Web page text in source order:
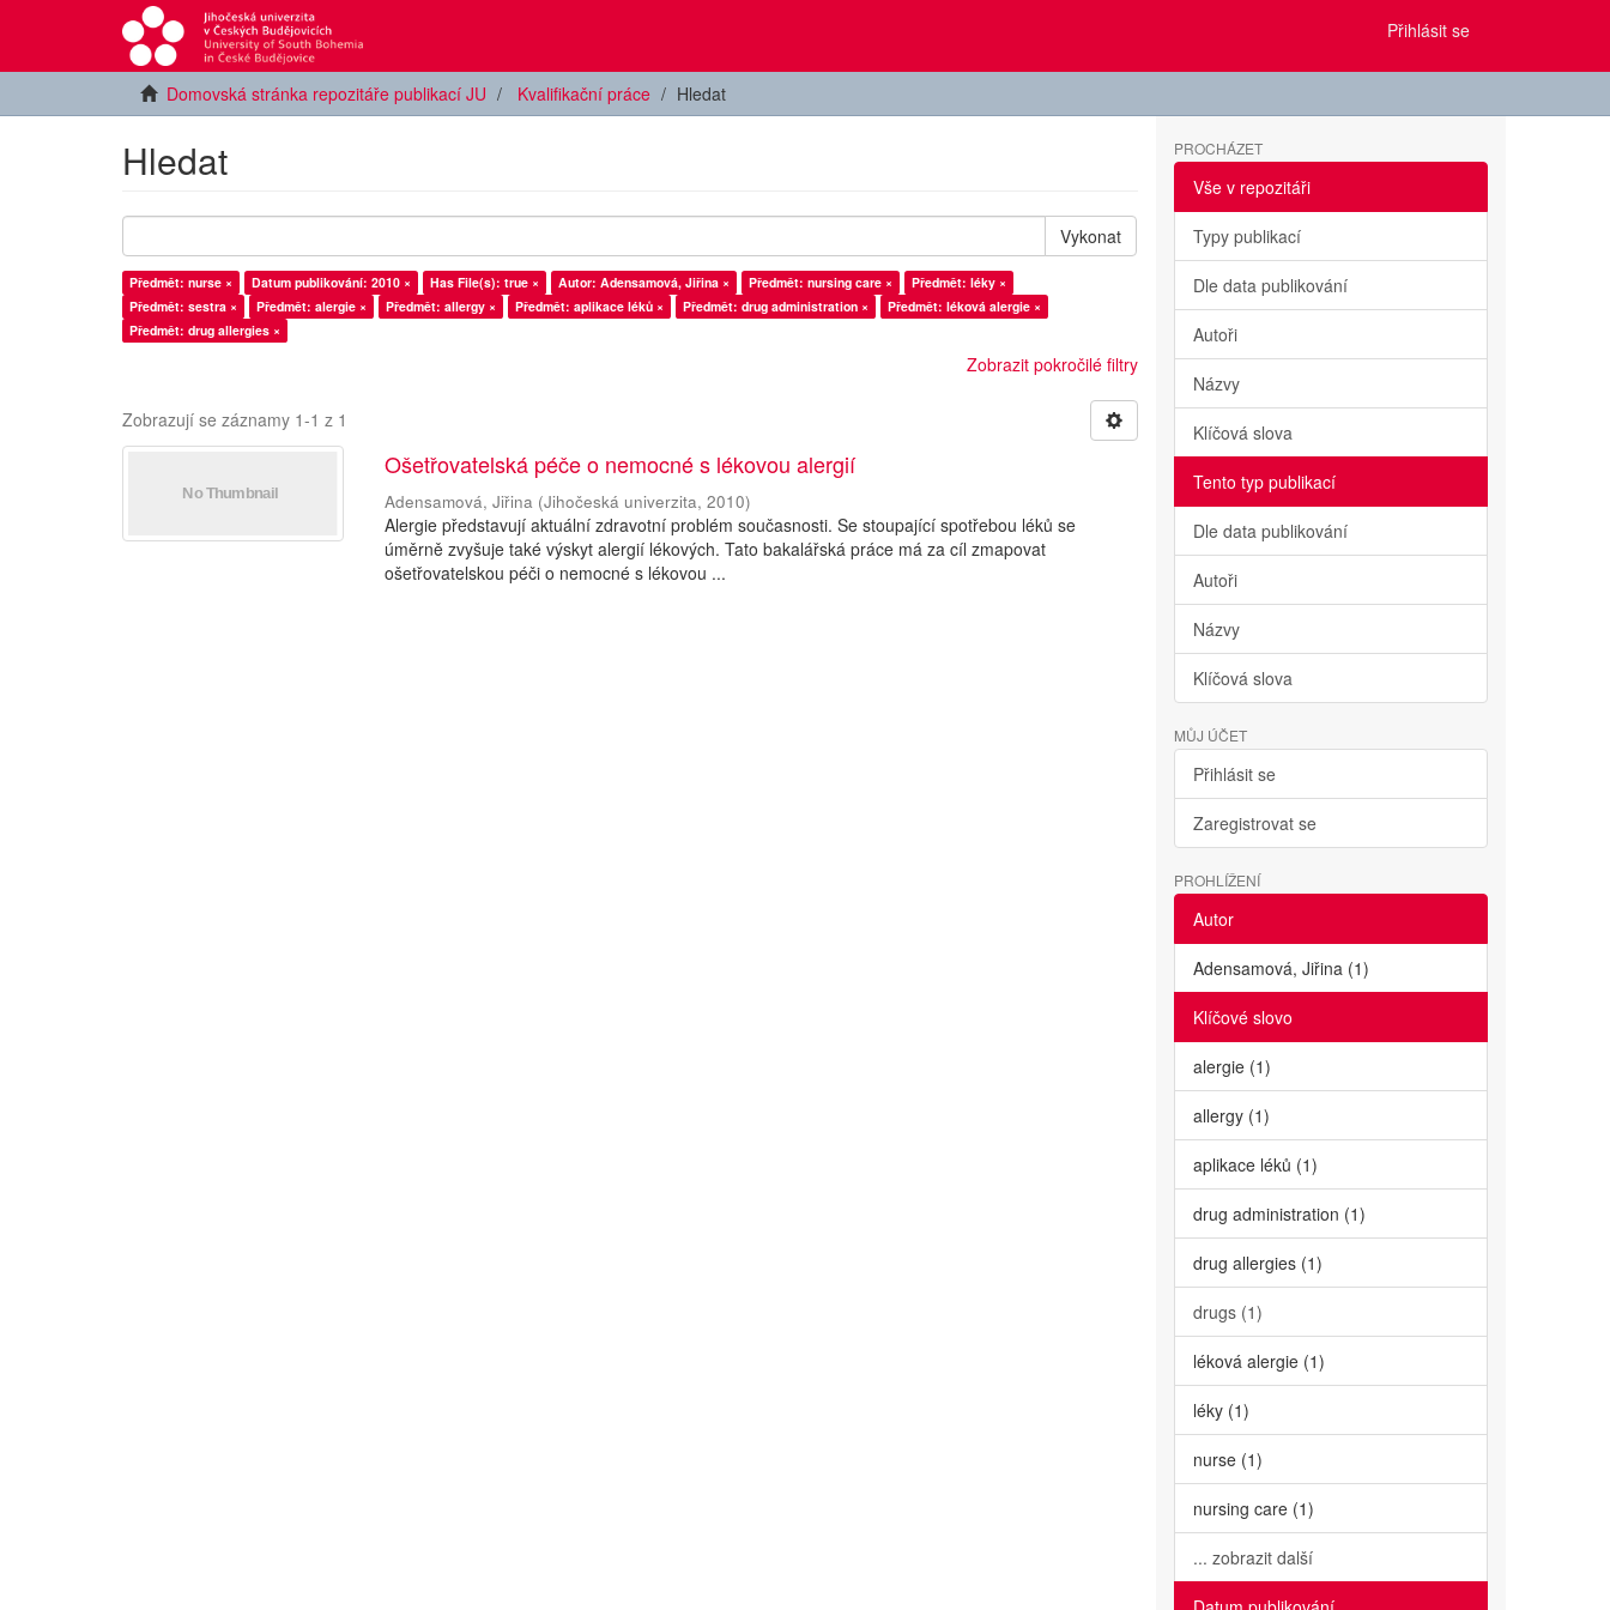
Přihlásit se
Domovská stránka repozitáře publikací JU Kvalifikační práce Hledat
Hledat
Vykonat
Předmět: nurse × Datum publikování: 2010 × Has File(s): true × Autor: Adensamová, Jiřina × Předmět: nursing care ×
Předmět: léky ×
Předmět: sestra ×
Předmět: alergie × Předmět: allergy × Předmět: aplikace léků × Předmět: drug administration ×
Předmět: léková alergie ×
Předmět: drug allergies ×
Zobrazit pokročilé filtry
Zobrazují se záznamy 1-1 z 1
Ošetřovatelská péče o nemocné s lékovou alergií
Adensamová, Jiřina (Jihočeská univerzita,2010)
Alergie představují aktuální zdravotní problém současnosti. Se stoupající spotřebou léků se
úměrně zvyšuje také výskyt alergií lékových. Tato bakalářská práce má za cíl zmapovat
ošetřovatelskou péči o nemocné s lékovou ...
PROCHÁZET
Vše v repozitáři
Typy publikací
Dle data publikování
Autoři
Názvy
Klíčová slova
Tento typ publikací
Dle data publikování
Autoři
Názvy
Klíčová slova
MŮJ ÚČET
Přihlásit se
Zaregistrovat se
PROHLÍŽENÍ
Autor
Adensamová, Jiřina (1)
Klíčové slovo
alergie (1)
allergy (1)
aplikace léků (1)
drug administration (1)
drug allergies (1)
drugs (1)
léková alergie (1)
léky (1)
nurse (1)
nursing care (1)
... zobrazit další